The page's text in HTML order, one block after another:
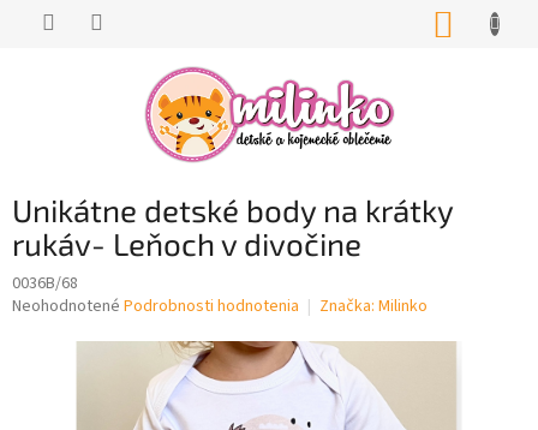
Unikátne detské body na krátky
rukáv- Leňoch v divočine
0036B/68
Priemerné
Neohodnotené Podrobnosti hodnotenia Značka: Milinko